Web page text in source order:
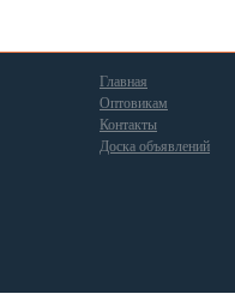
Главная
Оптовикам
Контакты
Доска объявлений